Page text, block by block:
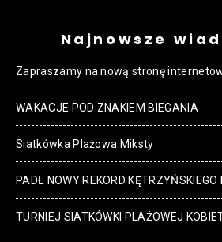
Najnowsze
Zapraszamy na nową stronę
WAKACJE POD ZNAKIEM BIEGANIA
Siatkówka Plażowa Miksty
PADŁ NOWY REKORD KĘTRZYŃSKIEGO
TURNIEJ SIATKÓWKI PLAŻOWEJ